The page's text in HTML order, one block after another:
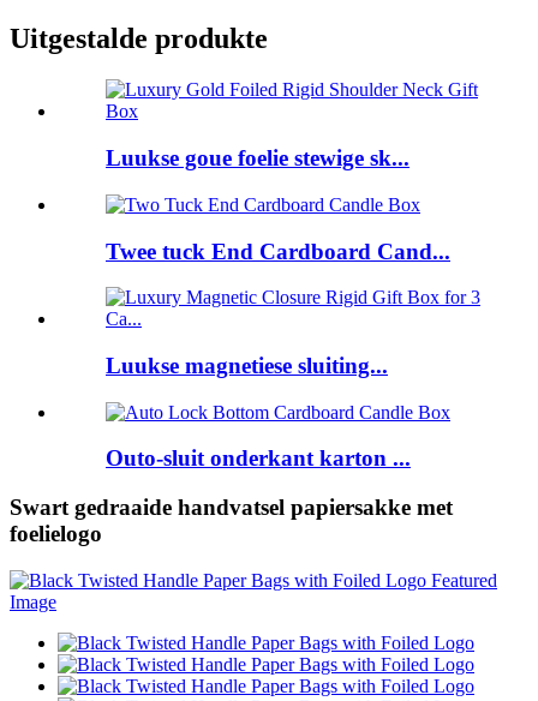
Uitgestalde produkte
Luukse goue foelie stewige sk...
Twee tuck End Cardboard Cand...
Luukse magnetiese sluiting...
Outo-sluit onderkant karton ...
Swart gedraaide handvatsel papiersakke met
foelielogo